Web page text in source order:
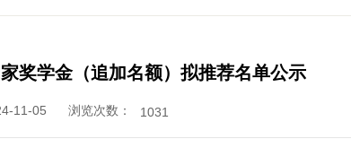
奖学金（追加名额）拟推荐名单公示
11-05 浏览次数： 1031